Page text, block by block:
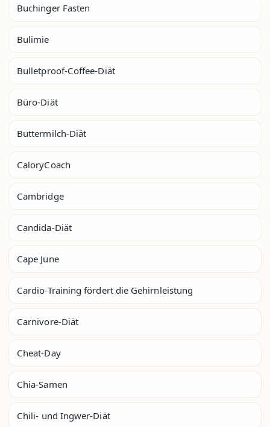
Buchinger Fasten
Bulimie
Bulletproof-Coffee-Diät
Büro-Diät
Buttermilch-Diät
CaloryCoach
Cambridge
Candida-Diät
Cape June
Cardio-Training fördert die Gehirnleistung
Carnivore-Diät
Cheat-Day
Chia-Samen
Chili- und Ingwer-Diät